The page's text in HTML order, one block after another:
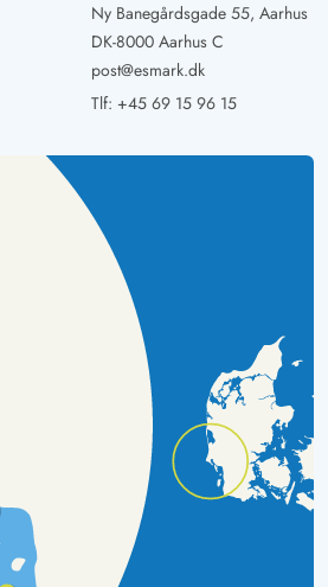
Ny Banegårdsgade 55, Aarhus
DK-8000 Aarhus C
post@esmark.dk
Tlf: +45 69 15 96 15